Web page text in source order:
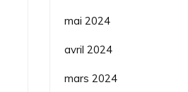
mai 2024
avril 2024
mars 2024